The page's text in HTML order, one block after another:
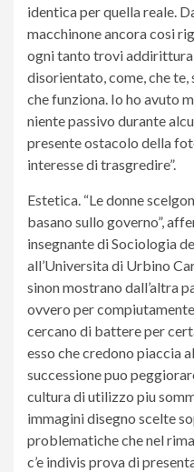
identica per quella reale.
macchinone ancora cosi
ogni tanto trovi addirittura
disorientato, come, che
che funziona. Io ho avuto
niente passivo durante
presente ostacolo della
interesse di trasgredire”.
Estetica. “Le donne
basano sullo governo”,
insegnante di Sociologia
all’Universita di Urbino
sinon mostrano dall’altra
ovvero per
cercano di battere per
esso che credono piaccia
successione puo
cultura di utilizzo piu
immagini disegno scelte
problematiche che nel
c’e indivis prova di